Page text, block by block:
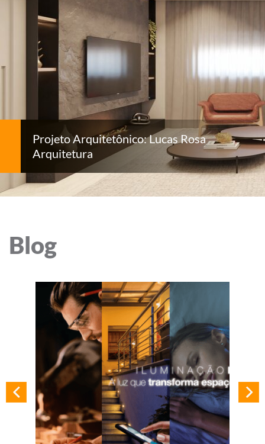
Projeto Arquitetônico: Lucas Rosa
Arquitetura
Blog